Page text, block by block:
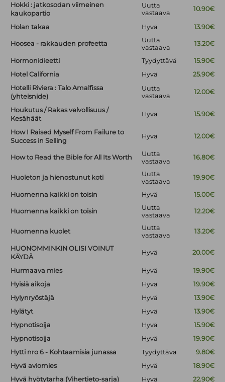
Hokki : jatkosodan viimeinen
kaukopartio
Uutta
vastaava
10.90€
Holan takaa Hyvä 13.90€
Hoosea - rakkauden profeetta
Uutta
vastaava
13.20€
Hormonidieetti Tyydyttävä
15.90€
Hotel California
Hyvä
25.90€
Hotelli Riviera : Talo Amalfissa
(yhteisnide)
Uutta
vastaava
12.00€
Houkutus / Rakas velvollisuus /
Kesähäät
Hyvä 15.90€
How I Raised Myself From Failure to
Success in Selling
Hyvä 12.00€
How to Read the Bible for All Its Worth
Uutta
vastaava
16.80€
Huoleton ja hienostunut koti
Uutta
vastaava
19.90€
Huomenna kaikki on toisin Hyvä 15.00€
Huomenna kaikki on toisin
Uutta
vastaava
12.20€
Huomenna kuolet
Uutta
vastaava
13.20€
HUONOMMINKIN OLISI VOINUT
KÄYDÄ
Hyvä 20.00€
Hurmaava mies Hyvä
19.90€
Hyisiä aikoja
Hyvä
19.90€
Hylynryöstäjä
Hyvä
13.90€
Hylätyt
Hyvä
13.90€
Hypnotisoija
Hyvä
15.90€
Hypnotisoija
Hyvä
19.90€
Hytti nro 6 - Kohtaamisia junassa
Tyydyttävä
9.80€
Hyvä aviomies
Hyvä
18.90€
Hyvä hyötytarha (Vihertieto-sarja)
Hyvä 22.90€